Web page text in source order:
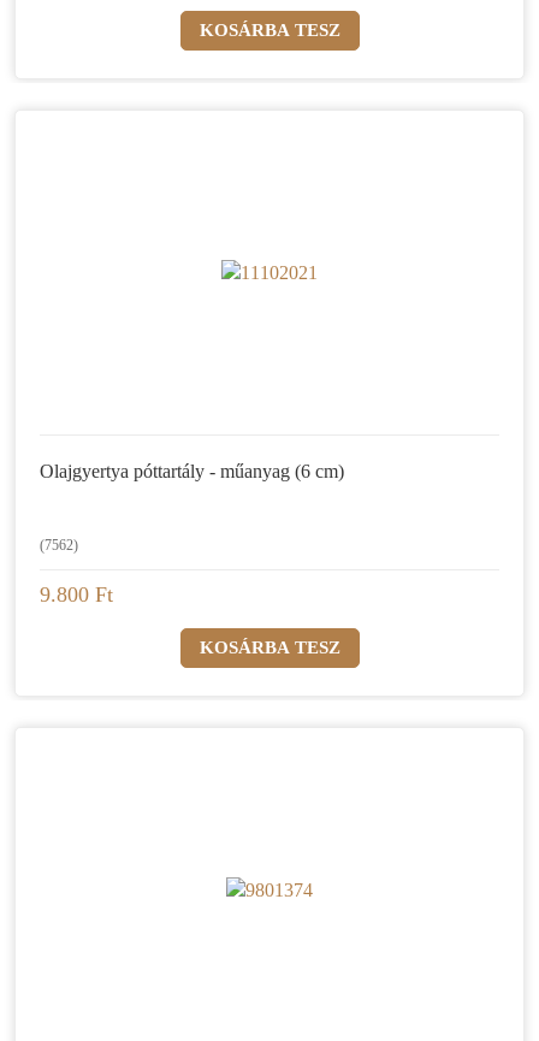
Olajgyertya póttartály - műanyag (6 cm)
(7562)
9.800 Ft